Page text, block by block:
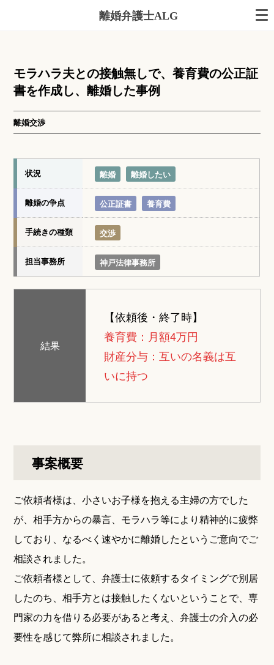
離婚弁護士ALG
モラハラ夫との接触無しで、養育費の公正証
書を作成し、離婚した事例
離婚交渉
状況 離婚 離婚したい
離婚の争点 公正証書 養育費
手続きの種類 交渉
担当事務所 神戸法律事務所
結果
【依頼後・終了時】
養育費：月額4万円
財産分与：互いの名義は互
いに持つ
事案概要
ご依頼者様は、小さいお子様を抱える主婦の方でした
が、相手方からの暴言、モラハラ等により精神的に疲弊
しており、なるべく速やかに離婚したというご意向でご
相談されました。
ご依頼者様として、弁護士に依頼するタイミングで別居
したのち、相手方とは接触したくないということで、専
門家の力を借りる必要があると考え、弁護士の介入の必
要性を感じて弊所に相談されました。